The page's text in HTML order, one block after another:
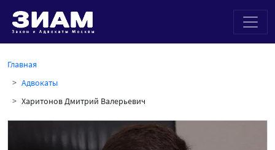
Главная
Адвокаты
Харитонов Дмитрий Валерьевич